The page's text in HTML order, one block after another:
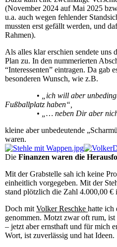
(November 2024 auf Mai 2025
u.a. auch wegen fehlender
mussten erst gefällt werden, und
Rahmen).
Als alles klar erschien sendete uns
Plan zu. In den nummerierten
“Interessenten” eintragen. Da gab
besonderen Wunsch, wie z.B.
•
„ich will aber
Fußballplatz haben“,
• „… neben Dir aber
kleine aber unbedeutende
waren.
Die Finanzen waren die
Mit der Grabstelle sah ich keine
einheitlich vorgegeben. Mit der
stand plötzlich die Zahl 4.000,00 €
Doch mit Volker Reschke hatte ich
genommen. Motzt zwar oft rum,
– jetzt aber ernsthaft und für mich
Wort, ist zuverlässig und hat Ideen.